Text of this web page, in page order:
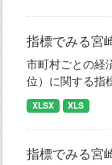
指標でみる宮
市町村ごとの経
位）に関する指
XLSX XLS
指標でみる宮